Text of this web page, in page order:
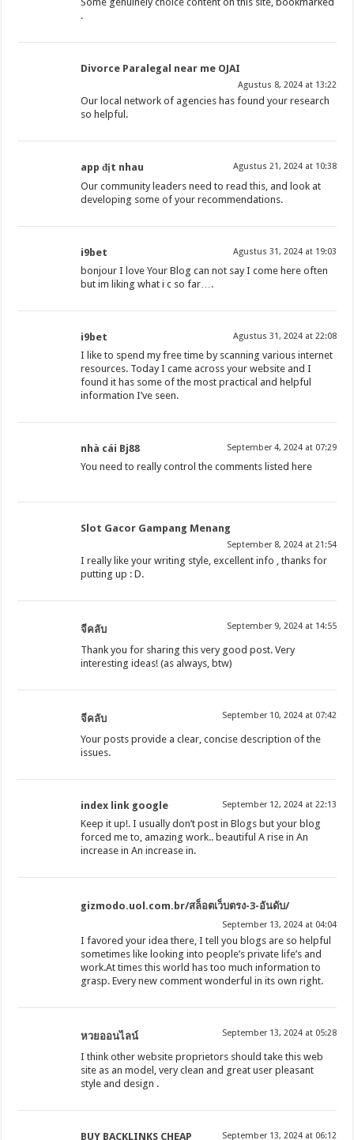
.
Divorce Paralegal near me OJAI
Agustus 8, 2024 at 13:22
Our local network of agencies has found your research
so helpful.
app địt nhau Agustus 21, 2024 at 10:38
Our community leaders need to read this, and look at
developing some of your recommendations.
i9bet Agustus 31, 2024 at 19:03
bonjour I love Your Blog can not say I come here often
but im liking what i c so far….
i9bet Agustus 31, 2024 at 22:08
I like to spend my free time by scanning various internet
resources. Today I came across your website and I
found it has some of the most practical and helpful
information I’ve seen.
nhà cái Bj88 September 4, 2024 at 07:29
You need to really control the comments listed here
Slot Gacor Gampang Menang
September 8, 2024 at 21:54
I really like your writing style, excellent info , thanks for
putting up : D.
จีคลับ September 9, 2024 at 14:55
Thank you for sharing this very good post. Very
interesting ideas! (as always, btw)
จีคลับ September 10, 2024 at 07:42
Your posts provide a clear, concise description of the
issues.
index link google September 12, 2024 at 22:13
Keep it up!. I usually don’t post in Blogs but your blog
forced me to, amazing work.. beautiful A rise in An
increase in An increase in.
gizmodo.uol.com.br/สล็อตเว็บตรง-3-อันดับ/
September 13, 2024 at 04:04
I favored your idea there, I tell you blogs are so helpful
sometimes like looking into people’s private life’s and
work.At times this world has too much information to
grasp. Every new comment wonderful in its own right.
หวยออนไลน์ September 13, 2024 at 05:28
I think other website proprietors should take this web
site as an model, very clean and great user pleasant
style and design .
BUY BACKLINKS CHEAP September 13, 2024 at 06:12